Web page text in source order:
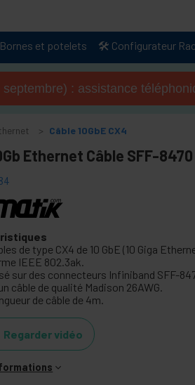
Bornes et potelets 🛠️ Configurateur
: assistance
Câble 10GbE CX4
Ethernet Câble SFF-
de type CX4 de 10 GbE (10 Giga
IEEE 802.3ak.
sur des connecteurs Infiniband SFF-
câble de qualité Madison 26AWG.
de câble de 4m.
Regarder vidéo